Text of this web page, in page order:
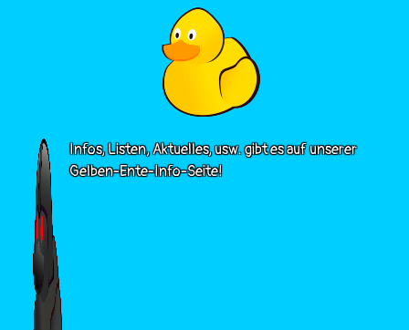
Infos, Listen, Aktuelles, usw. gibt es auf unserer
Gelben-Ente-Info-Seite!